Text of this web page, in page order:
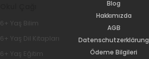
6+ Yaş Bilim
6+ Yaş Dil Kitapları
6+ Yaş Eğitim
Blog
Hakkımızda
AGB
Datenschutzerklärung
Ödeme Bilgileri